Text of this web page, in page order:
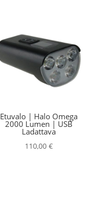
Etuvalo | Halo Omega
2000 Lumen | USB
Ladattava
110,00 €